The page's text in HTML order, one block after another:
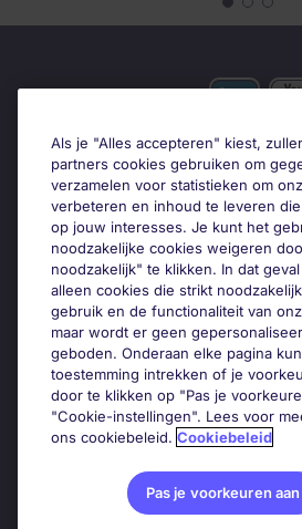
Gebruiksvriendelijke informatie
Prix
Zoek vacatures in
Trends
Voor werkgevers
Over Michael Page
Als je "Alles accepteren" kiest,
partners cookies gebruiken om
verzamelen voor statistieken om
verbeteren en inhoud te leveren
op jouw interesses. Je kunt het
noodzakelijke cookies weigeren
noodzakelijk" te klikken. In dat
alleen cookies die strikt
gebruik en de functionaliteit van
maar wordt er geen
geboden. Onderaan elke pagina
toestemming intrekken of je
door te klikken op "Pas je
"Cookie-instellingen". Lees voor
ons cookiebeleid. Cookiebeleid
Pas je voorkeuren aan